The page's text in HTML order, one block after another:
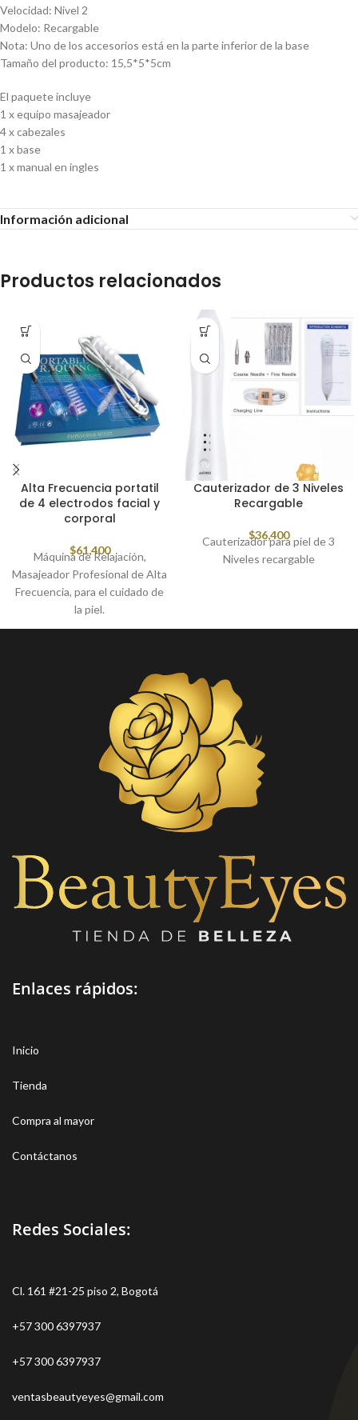
Velocidad: Nivel 2
Modelo: Recargable
Nota: Uno de los accesorios está en la parte inferior de la base
Tamaño del producto: 15,5*5*5cm
El paquete incluye
1 x equipo masajeador
4 x cabezales
1 x base
1 x manual en ingles
Información adicional
Productos relacionados
Alta Frecuencia portatil
de 4 electrodos facial y
corporal
$61,400
Máquina de Relajación,
Masajeador Profesional de Alta
Frecuencia, para el cuidado de
la piel.
Cauterizador de 3 Niveles
Recargable
$36,400
Cauterizador para piel de 3
Niveles recargable
Enlaces rápidos:
Inicio
Tienda
Compra al mayor
Contáctanos
Redes Sociales:
Cl. 161 #21-25 piso 2, Bogotá
+57 300 6397937
+57 300 6397937
ventasbeautyeyes@gmail.com